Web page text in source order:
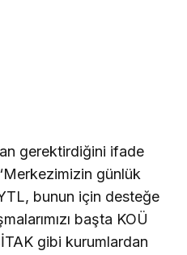
gerektirdiğini ifade
günlük
bunun için desteğe
başta KOÜ
gibi kurumlardan